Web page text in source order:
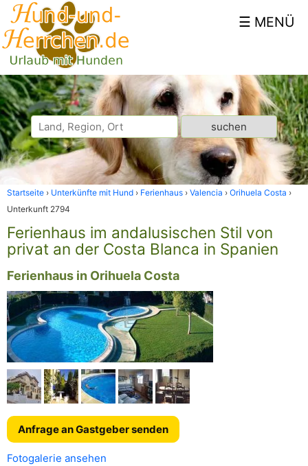
Startseite Unterkünfte mit Hund Ferienhaus Valencia
Orihuela Costa
Unterkunft 2794
Ferienhaus im andalusischen Stil von
privat an der Costa Blanca in Spanien
Ferienhaus in Orihuela Costa
Anfrage an Gastgeber senden
Fotogalerie ansehen